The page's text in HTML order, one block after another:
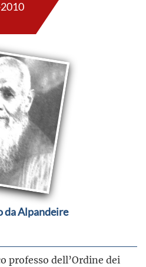
da Alpandeire
professo dell’Ordine dei